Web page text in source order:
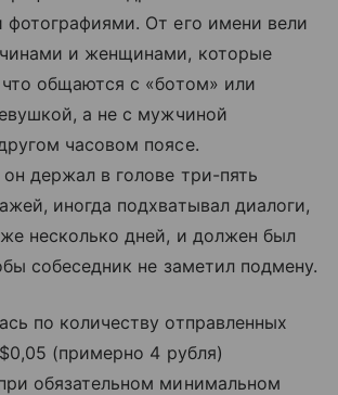
фотографиями. От его имени вели
и женщинами, которые
общаются с «ботом» или
а не с мужчиной
часовом поясе.
держал в голове три-пять
иногда подхватывал диалоги,
несколько дней, и должен был
собеседник не заметил подмену.
по количеству отправленных
(примерно 4 рубля)
обязательном минимальном